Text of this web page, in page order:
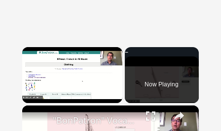
×
Now Playing
×
"BonPatron" Vocabulary - Clothing